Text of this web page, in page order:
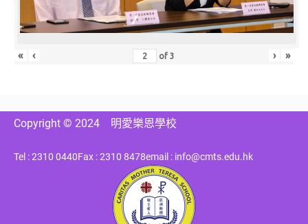
« ‹ of3 › »
Copyright © 2024 明愛樂恩學校
Tel : 2310 0440Fax : 2310 8478email : info@cmts.edu.hk